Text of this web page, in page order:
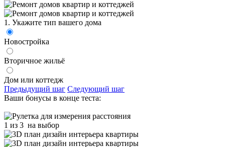
1. Укажите тип вашего дома
Новостройка
Вторичное жильё
Дом или коттедж
Предыдущий шаг Следующий шаг
Ваши бонусы в конце теста:
1 из 3 на выбор